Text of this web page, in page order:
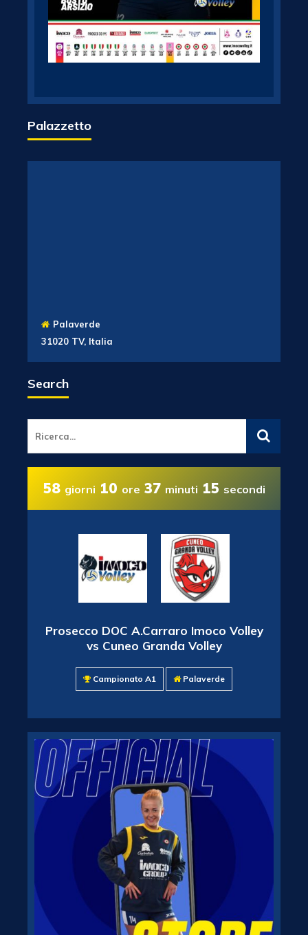
Palazzetto
Palaverde
31020 TV, Italia
Search
58 giorni 10 ore 37 minuti 14 secondi
Prosecco DOC A.Carraro Imoco Volley
vs Cuneo Granda Volley
Campionato A1 Palaverde